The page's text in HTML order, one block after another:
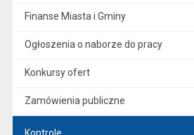
Finanse Miasta i Gminy
Ogłoszenia o naborze do pracy
Konkursy ofert
Zamówienia publiczne